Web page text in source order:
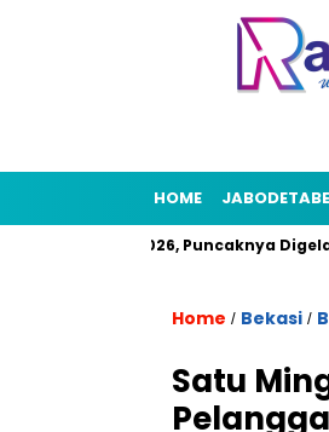
HOME
HUT RI 2026, Puncaknya Digelar 21
Home / Bekasi /
Satu